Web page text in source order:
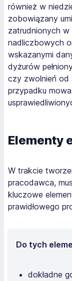
również w
zobowiązany
zatrudnionych
nadliczbowych
wskazanymi
dyżurów
czy zwolnień od
przypadku
Elementy
W trakcie
pracodawca,
kluczowe
prawidłowego
Do tych
dokładne